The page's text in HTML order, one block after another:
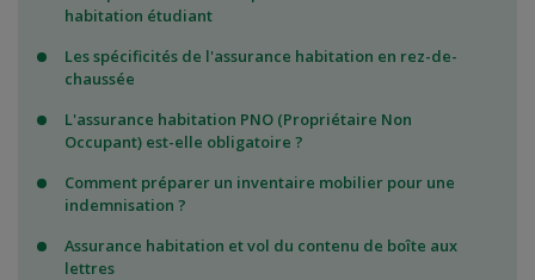
habitation étudiant
Les spécificités de l'assurance habitation en rez-de-
chaussée
L'assurance habitation PNO (Propriétaire Non
Occupant) est-elle obligatoire ?
Comment préparer un inventaire mobilier pour une
indemnisation ?
Assurance habitation et vol du contenu de boîte aux
lettres